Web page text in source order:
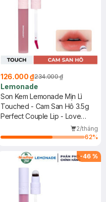
126.000 ₫234.000 ₫
Lemonade
Son Kem Lemonade Mịn Lì
Touched - Cam San Hô 3.5g
Perfect Couple Lip - Love
2/tháng
62%
-46 %